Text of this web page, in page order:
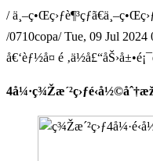
/
/0710copa/Tue, 09 Jul 2024
å€‘èƒ½å¤ é